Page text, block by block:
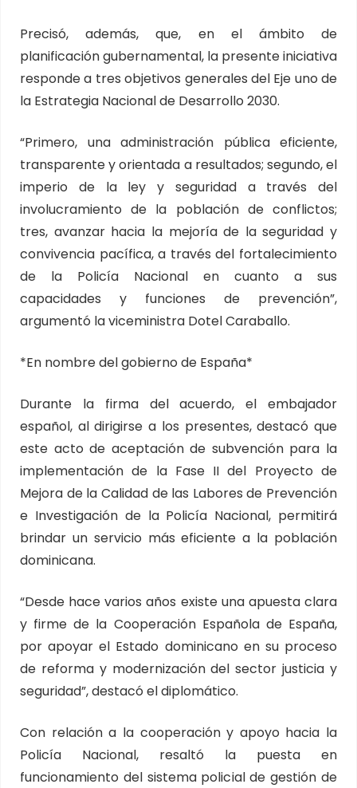
Precisó, además, que, en el ámbito de
planificación gubernamental, la presente iniciativa
responde a tres objetivos generales del Eje uno de
la Estrategia Nacional de Desarrollo 2030.
“Primero, una administración pública eficiente,
transparente y orientada a resultados; segundo, el
imperio de la ley y seguridad a través del
involucramiento de la población de conflictos;
tres, avanzar hacia la mejoría de la seguridad y
convivencia pacífica, a través del fortalecimiento
de la Policía Nacional en cuanto a sus
capacidades y funciones de prevención”,
argumentó la viceministra Dotel Caraballo.
*En nombre del gobierno de España*
Durante la firma del acuerdo, el embajador
español, al dirigirse a los presentes, destacó que
este acto de aceptación de subvención para la
implementación de la Fase II del Proyecto de
Mejora de la Calidad de las Labores de Prevención
e Investigación de la Policía Nacional, permitirá
brindar un servicio más eficiente a la población
dominicana.
“Desde hace varios años existe una apuesta clara
y firme de la Cooperación Española de España,
por apoyar el Estado dominicano en su proceso
de reforma y modernización del sector justicia y
seguridad”, destacó el diplomático.
Con relación a la cooperación y apoyo hacia la
Policía Nacional, resaltó la puesta en
funcionamiento del sistema policial de gestión de